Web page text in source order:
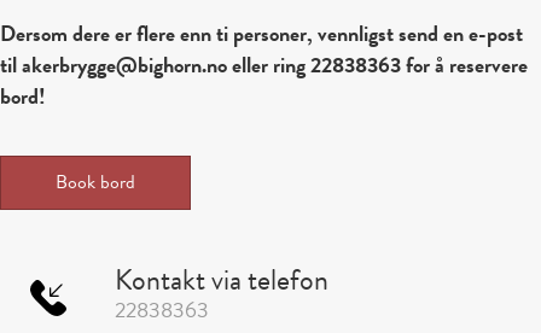
Dersom dere er flere enn ti personer, vennligst send en e-post
tilakerbrygge@bighorn.noeller ring22838363for å reservere
bord!
Book bord
Kontakt via telefon
22838363